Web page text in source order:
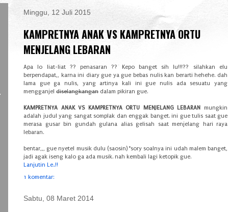
Minggu, 12 Juli 2015
KAMPRETNYA ANAK VS KAMPRETNYA ORTU
MENJELANG LEBARAN
Apa lo liat-liat ?? penasaran ?? Kepo banget sih lu!!!?? silahkan elu
berpendapat,, karna ini diary gue ya gue bebas nulis kan berarti hehehe. dah
lama gue ga nulis, yang artinya kali ini gue nulis ada sesuatu yang
mengganjel diselangkangan dalam pikiran gue.
KAMPRETNYA ANAK VS KAMPRETNYA ORTU MENJELANG LEBARAN mungkin
adalah judul yang sangat somplak dan enggak banget. ini gue tulis saat gue
merasa gusar bin gundah gulana alias gelisah saat menjelang hari raya
lebaran.
bentar,,, gue nyetel musik dulu (saosin) *sory soalnya ini udah malem banget,
jadi agak iseng kalo ga ada musik. nah kembali lagi ketopik gue.
Lanjutin Le..!!
1 komentar:
Sabtu, 08 Maret 2014